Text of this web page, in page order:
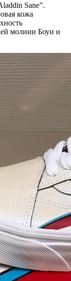
Sane”.
кожа
молнии Боуи и